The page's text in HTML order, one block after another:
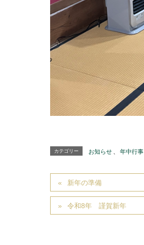
カテゴリー お知らせ 年中行事
新年の準備
令和8年 謹賀新年